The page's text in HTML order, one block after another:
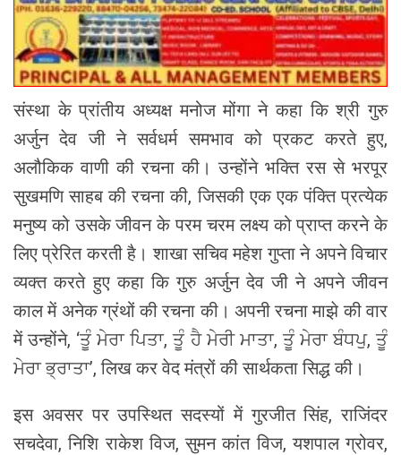
संस्था के प्रांतीय अध्यक्ष मनोज मोंगा ने कहा कि श्री गुरु
अर्जुन देव जी ने सर्वधर्म समभाव को प्रकट करते हुए,
अलौकिक वाणी की रचना की। उन्होंने भक्ति रस से भरपूर
सुखमणि साहब की रचना की, जिसकी एक एक पंक्ति प्रत्येक
मनुष्य को उसके जीवन के परम चरम लक्ष्य को प्राप्त करने के
लिए प्रेरित करती है। शाखा सचिव महेश गुप्ता ने अपने विचार
व्यक्त करते हुए कहा कि गुरु अर्जुन देव जी ने अपने जीवन
काल में अनेक ग्रंथों की रचना की। अपनी रचना माझे की वार
में उन्होंने, ‘ਤੂੰ ਮੇਰਾ ਪਿਤਾ, ਤੂੰ ਹੈ ਮੇਰੀ ਮਾਤਾ, ਤੂੰ ਮੇਰਾ ਬੰਧਪੁ, ਤੂੰ
ਮੇਰਾ ਭ੍ਰਾਤਾ’, लिख कर वेद मंत्रों की सार्थकता सिद्ध की।
इस अवसर पर उपस्थित सदस्यों में गुरजीत सिंह, राजिंदर
सचदेवा, निशि राकेश विज, सुमन कांत विज, यशपाल ग्रोवर,